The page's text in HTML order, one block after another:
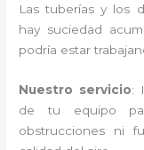
Las tuberías y los
hay suciedad
podría estar
Nuestro servicio:
de tu equipo
obstrucciones ni